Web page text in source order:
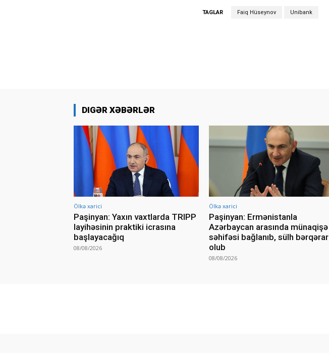
TAGLAR Faiq Hüseynov Unibank
DIGƏR XƏBƏRLƏR
Ölkə xarici
Paşinyan: Yaxın vaxtlarda TRIPP
layihəsinin praktiki icrasına
başlayacağıq
08/08/2026
Ölkə xarici
Paşinyan: Ermənistanla
Azərbaycan arasında münaqişə
səhifəsi bağlanıb, sülh bərqərar
olub
08/08/2026